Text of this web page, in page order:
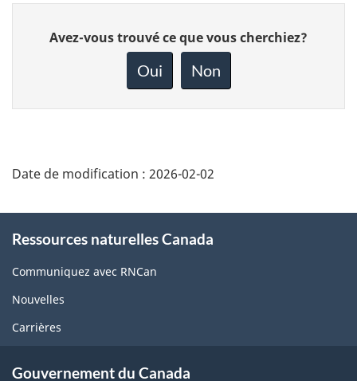
Donnez
votre
page
Avez-vous trouvé ce que vous cherchiez?
Oui Non
Date de modification : 2026-02-02
this
site
Ressources naturelles Canada
Communiquez avec RNCan
Nouvelles
Carrières
Gouvernement du Canada